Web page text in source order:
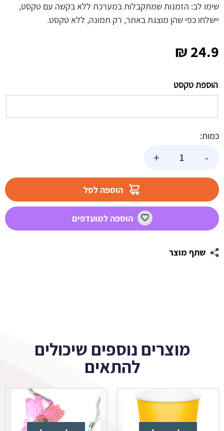
24.9
₪
הוספת טקסט
כמות:
-
מסיבת
+
הוספה לסל
הוספה למועדפים
שתף מוצר
שימו לב: הזמנות שמתקבלות במערכת ללא בקשה עם טקסט,
יישלחו כפי שהן מוצגת באתר, רק תמונה, ללא טקסט.
מוצרים נוספים שיכולים
להתאים